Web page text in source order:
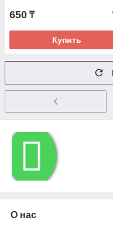
650 ₸
Купить
О нас